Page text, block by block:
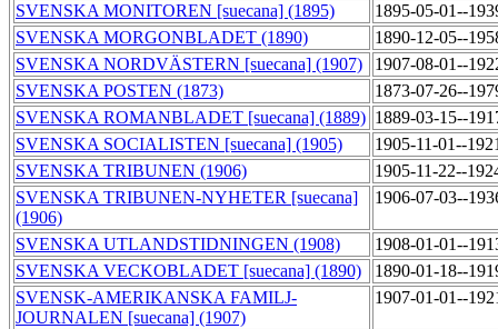
SVENSKA MONITOREN [suecana] (1895)
1895-05-01--
SVENSKA MORGONBLADET (1890)
1890-12-05--
SVENSKA NORDVÄSTERN [suecana] (1907)
1907-08-01--
SVENSKA POSTEN (1873)
1873-07-26--
SVENSKA ROMANBLADET [suecana] (1889) 1889-03-15--
SVENSKA SOCIALISTEN [suecana] (1905)
1905-11-01--
SVENSKA TRIBUNEN (1906)
1905-11-22--
SVENSKA TRIBUNEN-NYHETER [suecana]
(1906)
1906-07-03--
SVENSKA UTLANDSTIDNINGEN (1908)
1908-01-01--
SVENSKA VECKOBLADET [suecana] (1890)
1890-01-18--
SVENSK-AMERIKANSKA FAMILJ-
JOURNALEN [suecana] (1907)
1907-01-01--